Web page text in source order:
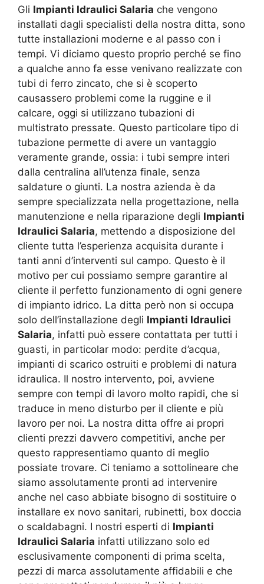
Gli Impianti Idraulici Salaria che vengono
installati dagli specialisti della nostra ditta, sono
tutte installazioni moderne e al passo con i
tempi. Vi diciamo questo proprio perché se fino
a qualche anno fa esse venivano realizzate con
tubi di ferro zincato, che si è scoperto
causassero problemi come la ruggine e il
calcare, oggi si utilizzano tubazioni di
multistrato pressate. Questo particolare tipo di
tubazione permette di avere un vantaggio
veramente grande, ossia: i tubi sempre interi
dalla centralina all’utenza finale, senza
saldature o giunti. La nostra azienda è da
sempre specializzata nella progettazione, nella
manutenzione e nella riparazione degli Impianti
Idraulici Salaria, mettendo a disposizione del
cliente tutta l’esperienza acquisita durante i
tanti anni d’interventi sul campo. Questo è il
motivo per cui possiamo sempre garantire al
cliente il perfetto funzionamento di ogni genere
di impianto idrico. La ditta però non si occupa
solo dell’installazione degli Impianti Idraulici
Salaria, infatti può essere contattata per tutti i
guasti, in particolar modo: perdite d’acqua,
impianti di scarico ostruiti e problemi di natura
idraulica. Il nostro intervento, poi, avviene
sempre con tempi di lavoro molto rapidi, che si
traduce in meno disturbo per il cliente e più
lavoro per noi. La nostra ditta offre ai propri
clienti prezzi davvero competitivi, anche per
questo rappresentiamo quanto di meglio
possiate trovare. Ci teniamo a sottolineare che
siamo assolutamente pronti ad intervenire
anche nel caso abbiate bisogno di sostituire o
installare ex novo sanitari, rubinetti, box doccia
o scaldabagni. I nostri esperti di Impianti
Idraulici Salaria infatti utilizzano solo ed
esclusivamente componenti di prima scelta,
pezzi di marca assolutamente affidabili e che